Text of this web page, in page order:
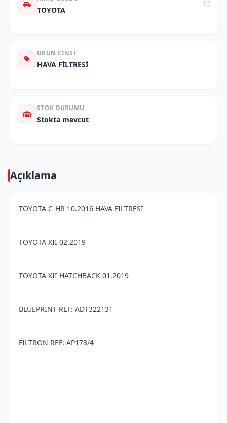
TOYOTA
ÜRÜN CINSI
HAVA FİLTRESİ
STOK DURUMU
Stokta mevcut
Açıklama
TOYOTA C-HR 10.2016 HAVA FİLTRESİ
TOYOTA XII 02.2019
TOYOTA XII HATCHBACK 01.2019
BLUEPRINT REF: ADT322131
FILTRON REF: AP178/4